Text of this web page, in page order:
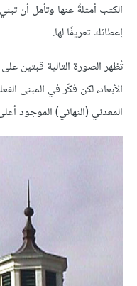
الكتب أمثلةً عنها وتأمل أن
إعطائك تعريفًا لها.
تُظهر الصورة التالية قبتين
الأبعاد، لكن فكّر في المبنى
المعدني (النهائي) الموجود